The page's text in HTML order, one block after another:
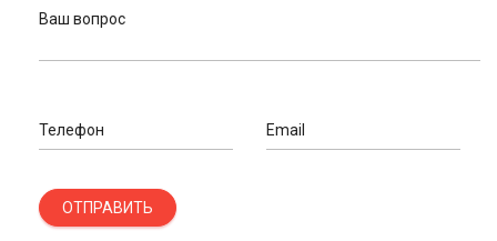
Ваш вопрос
Телефон Email
ОТПРАВИТЬ